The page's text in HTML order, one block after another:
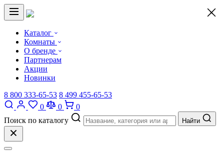
Каталог
Комнаты
О бренде
Партнерам
Акции
Новинки
8 800 333-65-53 8 499 455-65-53
0
0
0
Поиск по каталогу
Найти
×